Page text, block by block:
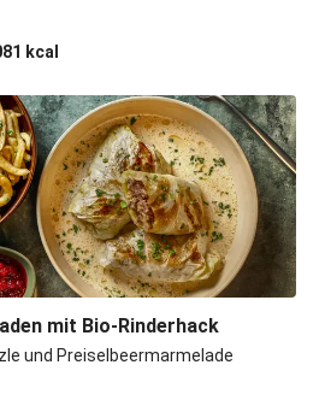
kcal
mit Bio-Rinderhack
und Preiselbeermarmelade